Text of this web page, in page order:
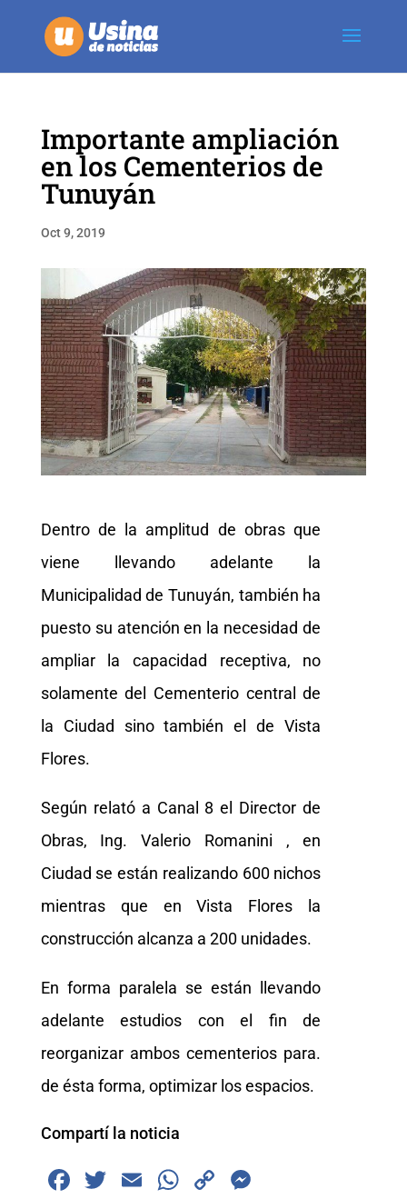
Importante ampliación
en los Cementerios de
Tunuyán
Oct 9, 2019
Dentro de la amplitud de obras que
viene llevando adelante la
Municipalidad de Tunuyán, también ha
puesto su atención en la necesidad de
ampliar la capacidad receptiva, no
solamente del Cementerio central de
la Ciudad sino también el de Vista
Flores.
Según relató a Canal 8 el Director de
Obras, Ing. Valerio Romanini , en
Ciudad se están realizando 600 nichos
mientras que en Vista Flores la
construcción alcanza a 200 unidades.
En forma paralela se están llevando
adelante estudios con el fin de
reorganizar ambos cementerios para.
de ésta forma, optimizar los espacios.
Compartí la noticia
F
T
E
W
C